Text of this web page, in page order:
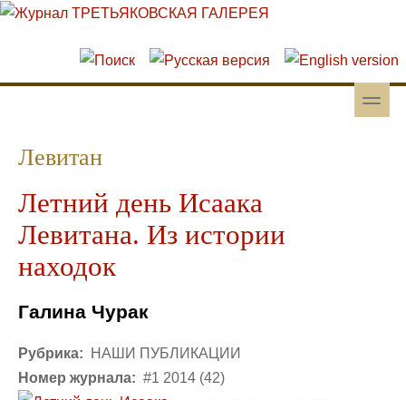
Перейти к основному содержанию
Skip to search
toggle
Левитан
Летний день Исаака
Левитана. Из истории
находок
Галина Чурак
Рубрика:
НАШИ ПУБЛИКАЦИИ
Номер журнала: #1 2014 (42)